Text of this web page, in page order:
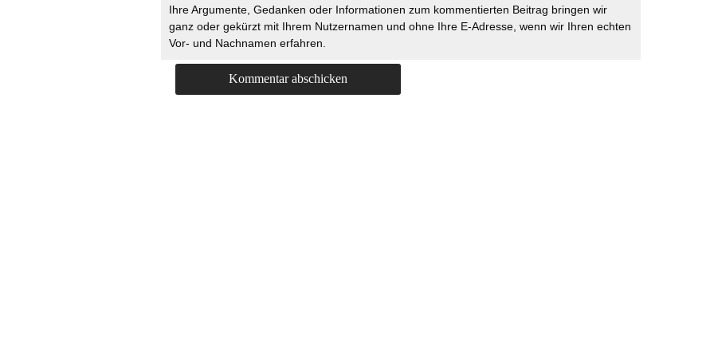
Ihre Argumente, Gedanken oder Informationen zum kommentierten Beitrag bringen wir
ganz oder gekürzt mit Ihrem Nutzernamen und ohne Ihre E-Adresse, wenn wir Ihren echten
Vor- und Nachnamen erfahren.